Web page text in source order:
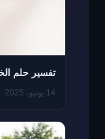
تفسير حلم
14 يونيو، 2025